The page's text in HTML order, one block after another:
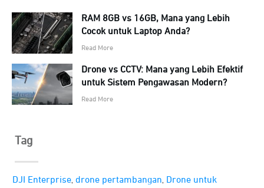
RAM 8GB vs 16GB, Mana yang Lebih
Cocok untuk Laptop Anda?
Read More
Drone vs CCTV: Mana yang Lebih Efektif
untuk Sistem Pengawasan Modern?
Read More
Tag
DJI Enterprise, drone pertambangan, Drone untuk